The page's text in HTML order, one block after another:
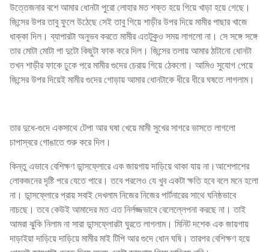
উত্তেজনার বশে আমার ধোনটা পুরো লোহার মত শক্ত হয়ে গিয়ে খাড়া হয়ে গেছে।
জিন্সের উপর তাবু ফুলে উঠেছে সেই তাবু গিয়ে শাড়ীর উপর দিয়ে মামীর পাছার খাজে
ধাক্কা দিল। ব্যাপারটা অনুভব করতে মামীর এতটুকুও সময় লাগলো না। সে সঙ্গে সঙ্গে
তার মোটা মোটা পা দুটো কিছুটা ফাক করে দিল। জিন্সের তলায় আমার ঠাটানো ধোনটা
তখন শাড়ীর ফাকে ঢুকে পরে মামীর গুদের চেরায় গিয়ে ঠেকলো। আমিও সুযোগ পেয়ে
জিন্সের উপর দিয়েই মামীর গুদের গোড়ায় আমার ধোনটাকে ধীরে ধীরে ঘষতে লাগলাম।
তার দুধে-গুদে একসাথে টেপা আর ঘষা খেয়ে মামী সুখের সাগরে ভাসতে লাগলো
চাপাস্বরে গোঙাতে শুরু করে দিল।
কিন্তু এভাবে বেশিক্ষণ ডান্সফ্লোরে এক জায়গায় দাড়িয়ে থাকা যায় না।আশেপাশের
লোকজনের দৃষ্টি পরে যেতে পারে। তবে পরলেও যে খুব একটা ক্ষতি হবে বলে মনে হলো
না। ডান্সফ্লোরে প্রায় সবাই দেখলাম নিজের নিজের পার্টনারের সাথে ঘনিষ্ঠভাবে
নাচছে। তবে কেউই আমাদের মত এত নির্লজ্জভাবে বেলেল্লেপনা করছে না। তাই
আমরা ঝুকি নিলাম না সারা ডান্সফ্লোরটা ঘুরতে লাগলাম। মিনিট দশেক এক জায়গায়
দাড়াইয়া দাড়িয়ে দাড়িয়ে মামীর মাই টিপি আর গুদে ধোন ঘষি। তারপর বেশিক্ষণ হয়ে